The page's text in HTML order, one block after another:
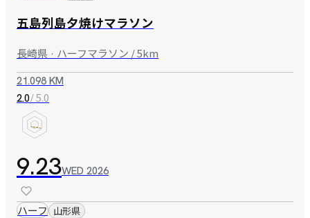
五島列島夕焼けマラソン
長崎県 · ハーフマラソン / 5km
21.098 KM
2.0/ 5.0
9.23WED 2026
ハーフ 山形県